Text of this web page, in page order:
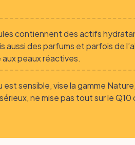
contiennent des actifs
aussi des parfums et parfois de
peaux réactives.
est sensible, vise la gamme
ne mise pas tout sur le Q10